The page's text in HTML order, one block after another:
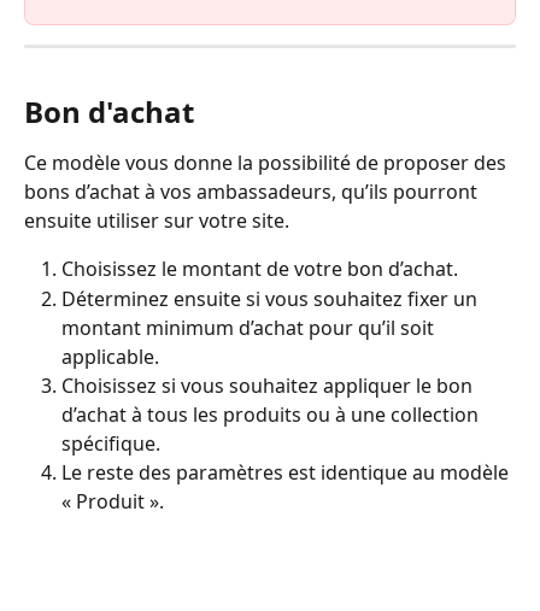
Bon d'achat
Ce modèle vous donne la possibilité de proposer des
bons d’achat à vos ambassadeurs, qu’ils pourront
ensuite utiliser sur votre site.
Choisissez le montant de votre bon d’achat.
Déterminez ensuite si vous souhaitez fixer un
montant minimum d’achat pour qu’il soit
applicable.
Choisissez si vous souhaitez appliquer le bon
d’achat à tous les produits ou à une collection
spécifique.
Le reste des paramètres est identique au modèle
« Produit ».